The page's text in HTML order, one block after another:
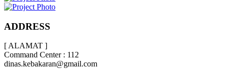
ADDRESS
[ ALAMAT ]
Command Center : 112
dinas.kebakaran@gmail.com